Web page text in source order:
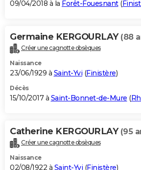
09/04/2018 à la Forêt-Fouesnant(
Germaine KERGOURLAY (88
Créer une cagnotte obsèques
Naissance
23/06/1929 à Saint-Yvi (Finistère)
Décès
15/10/2017 à Saint-Bonnet-de-Mure (
Catherine KERGOURLAY (95
Créer une cagnotte obsèques
Naissance
02/08/1922 à Saint-Yvi (Finistère)